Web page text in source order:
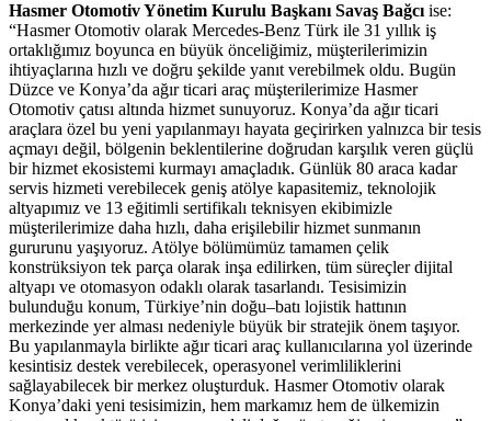
Hasmer Otomotiv Yönetim Kurulu Başkanı Savaş Bağcı ise:
“Hasmer Otomotiv olarak Mercedes-Benz Türk ile 31 yıllık iş
ortaklığımız boyunca en büyük önceliğimiz, müşterilerimizin
ihtiyaçlarına hızlı ve doğru şekilde yanıt verebilmek oldu. Bugün
Düzce ve Konya’da ağır ticari araç müşterilerimize Hasmer
Otomotiv çatısı altında hizmet sunuyoruz. Konya’da ağır ticari
araçlara özel bu yeni yapılanmayı hayata geçirirken yalnızca bir tesis
açmayı değil, bölgenin beklentilerine doğrudan karşılık veren güçlü
bir hizmet ekosistemi kurmayı amaçladık. Günlük 80 araca kadar
servis hizmeti verebilecek geniş atölye kapasitemiz, teknolojik
altyapımız ve 13 eğitimli sertifikalı teknisyen ekibimizle
müşterilerimize daha hızlı, daha erişilebilir hizmet sunmanın
gururunu yaşıyoruz. Atölye bölümümüz tamamen çelik
konstrüksiyon tek parça olarak inşa edilirken, tüm süreçler dijital
altyapı ve otomasyon odaklı olarak tasarlandı. Tesisimizin
bulunduğu konum, Türkiye’nin doğu–batı lojistik hattının
merkezinde yer alması nedeniyle büyük bir stratejik önem taşıyor.
Bu yapılanmayla birlikte ağır ticari araç kullanıcılarına yol üzerinde
kesintisiz destek verebilecek, operasyonel verimliliklerini
sağlayabilecek bir merkez oluşturduk. Hasmer Otomotiv olarak
Konya’daki yeni tesisimizin, hem markamız hem de ülkemizin